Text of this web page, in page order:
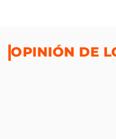
OPINIÓN DE